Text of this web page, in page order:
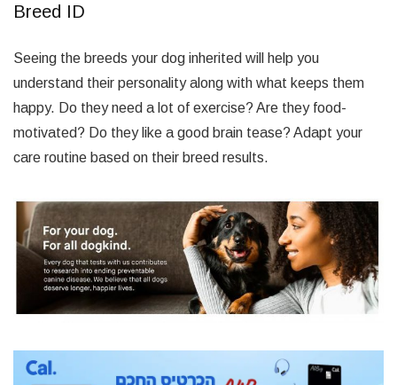
Breed ID
Seeing the breeds your dog inherited will help you
understand their personality along with what keeps them
happy. Do they need a lot of exercise? Are they food-
motivated? Do they like a good brain tease? Adapt your
care routine based on their breed results.